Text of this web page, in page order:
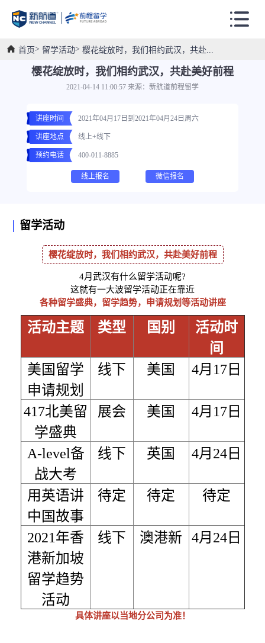
首页 留学活动 樱花绽放时，我们相约武汉，共赴...
樱花绽放时，我们相约武汉，共赴美好前程
2021-04-14 11:00:57 来源：新航道前程留学
讲座时间 2021年04月17日到2021年04月24日周六
讲座地点 线上+线下
预约电话 400-011-8885
线上报名 微信报名
留学活动
樱花绽放时，我们相约武汉，共赴美好前程
4月武汉有什么留学活动呢?
这就有一大波留学活动正在靠近
各种留学盛典，留学趋势，申请规划等活动讲座
活动主题 类型 国别
活动时
间
美国留学
申请规划
线下 美国 4月17日
417北美留
学盛典
展会 美国 4月17日
A-level备
战大考
线下 英国 4月24日
用英语讲
中国故事
待定 待定 待定
2021年香
港新加坡
留学趋势
活动
线下 澳港新 4月24日
具体讲座以当地分公司为准！